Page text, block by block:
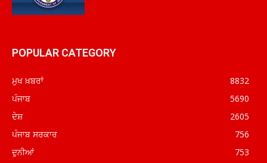
POPULAR CATEGORY
ਮੁਖ ਖ਼ਬਰਾਂ
8832
ਪੰਜਾਬ
5690
ਦੇਸ਼
2605
ਪੰਜਾਬ ਸਰਕਾਰ
756
ਦੁਨੀਆਂ
753